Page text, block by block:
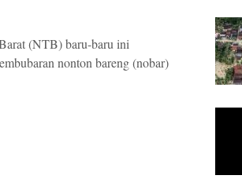
(NTB) baru-baru ini
nonton bareng (nobar)